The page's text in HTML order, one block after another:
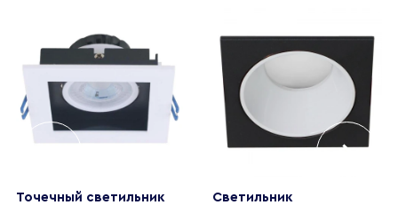
Точечный светильник
Светильник